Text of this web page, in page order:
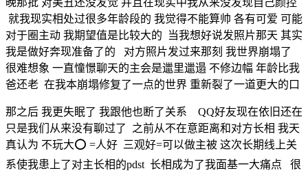
就我现实相处过很多年龄段的 我觉得不能算帅 各有可爱 可能
对于圈主动 我期望值是比较大的 当我想好说发照片那天 其实
我是做好奔现准备了的 对方照片发过来那刻 我世界崩塌了
很难想象 一直憧憬聊天的主会是邋里邋遢 不修边幅 年龄比我
爸还老 在我本崩塌修复了一点的世界 重新裂了一道更大的口
那之后 我更失眠了 我跟他也断了关系 QQ好友现在依旧还在
只是我们从来没有聊过了 之前从不在意距离和对方长相 我天
真认为 不玩大⭕️ =人好 三观好=可以做主被 这次长期线上关
系使我患上了对主长相的pdst 长相成为了我面基一大痛点 很